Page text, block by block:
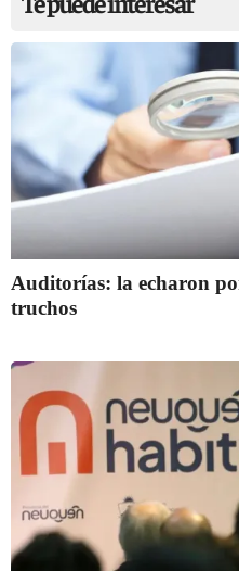
Auditorías: la echaron
truchos